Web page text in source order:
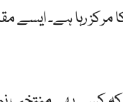
رہا ہے۔ ایسے